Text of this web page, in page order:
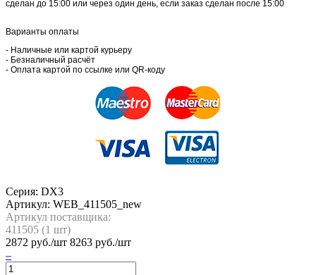
сделан до 15:00 или через один день, если заказ сделан после 15:00
Варианты оплаты
- Наличные или картой курьеру
- Безналичный расчёт
- Оплата картой по ссылке или QR-коду
Серия: DX3
Артикул: WEB_411505_new
Артикул поставщика:
411505 (1 шт)
2872 руб./шт 8263 руб./шт
–